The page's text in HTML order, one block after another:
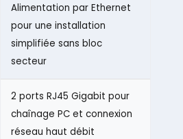
Alimentation par Ethernet
pour une installation
simplifiée sans bloc
secteur
2 ports RJ45 Gigabit pour
chaînage PC et connexion
réseau haut débit